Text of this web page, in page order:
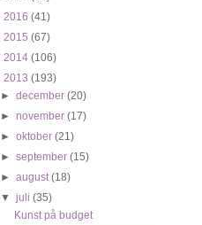
2016 (41)
2015 (67)
2014 (106)
2013 (193)
►december(20)
►november(17)
►oktober(21)
►september(15)
►august(18)
▼juli(35)
Kunst på budget